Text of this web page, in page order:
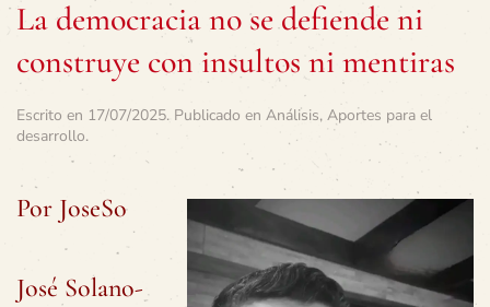
La democracia no se defiende ni
construye con insultos ni mentiras
Escrito en 17/07/2025. Publicado en Análisis, Aportes para el
desarrollo.
Por JoseSo
José Solano-